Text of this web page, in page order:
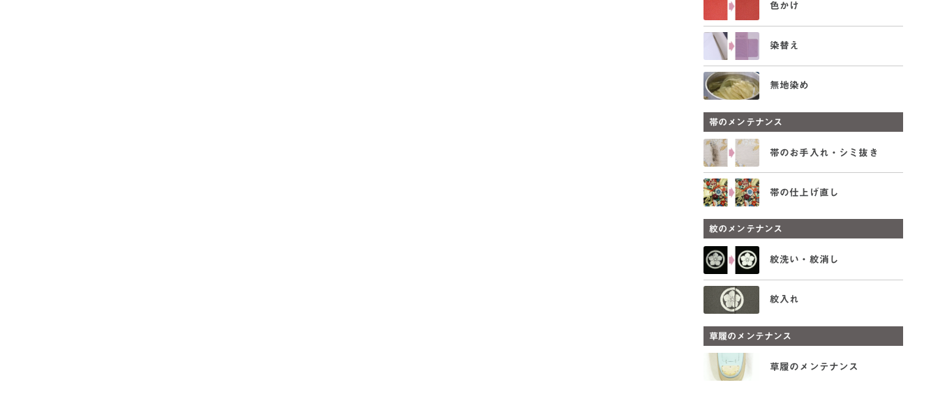
色かけ
染替え
無地染め
帯のメンテナンス
帯のお手入れ・シミ抜き
帯の仕上げ直し
紋のメンテナンス
紋洗い・紋消し
紋入れ
草履のメンテナンス
草履のメンテナンス